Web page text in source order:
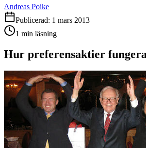
Andreas Poike
Publicerad: 1 mars 2013
1 min läsning
Hur preferensaktier